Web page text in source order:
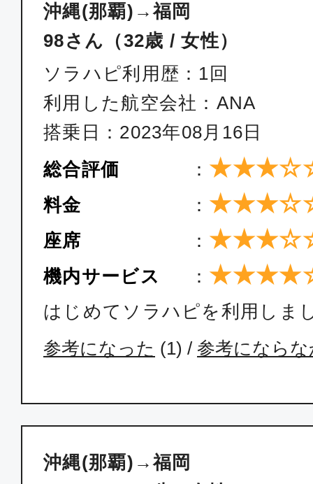
ANA1208 14:20
エコノミー
沖縄(那覇)
17:20
ANA1214
エコノミー
沖縄(那覇)
18:20
福岡
沖縄(那覇)
福岡
エコノミー
沖縄(那覇)
沖縄(那覇)→福岡
98さん（32歳 / 女性）
ソラハピ利用歴：1回
利用した航空会社：ANA
搭乗日：2023年08月16日
総合評価
：
料金 ：
座席 ：
機内サービス ：
はじめてソラハピを利用しま
参考になった (1) / 参考になら
沖縄(那覇)→福岡